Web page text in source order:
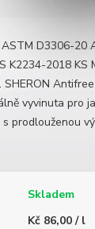
D3306-20
K2234-2018
vyvinuta pro
prodlouženou
Skladem
Kč 86,00 / l